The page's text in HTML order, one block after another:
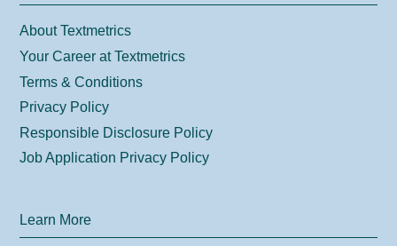
About Textmetrics
Your Career at Textmetrics
Terms & Conditions
Privacy Policy
Responsible Disclosure Policy
Job Application Privacy Policy
Learn More